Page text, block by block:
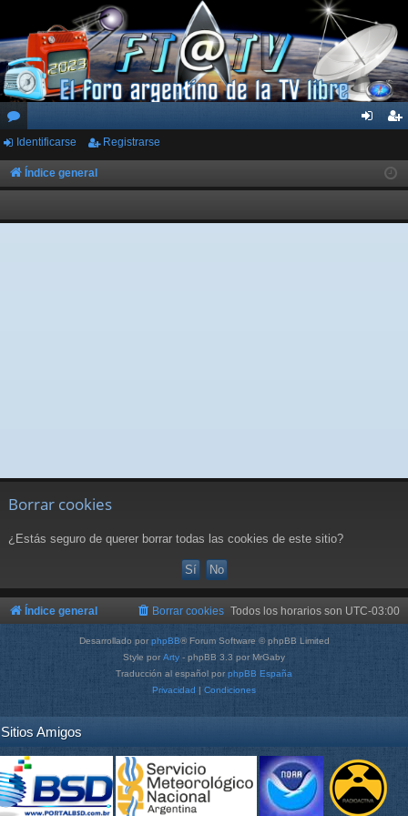
or
os
ar
ist
rs
Identificarse Registrarse
Índice general
Borrar cookies
¿Estás seguro de querer borrar todas las cookies de este sitio?
Índice general Todos los horarios son UTC-03:00
Borrar cookies
Desarrollado porphpBB® Forum Software © phpBB Limited
Style por Arty - phpBB 3.3 por MrGaby
Traducción al español por phpBB España
Privacidad | Condiciones
Sitios Amigos